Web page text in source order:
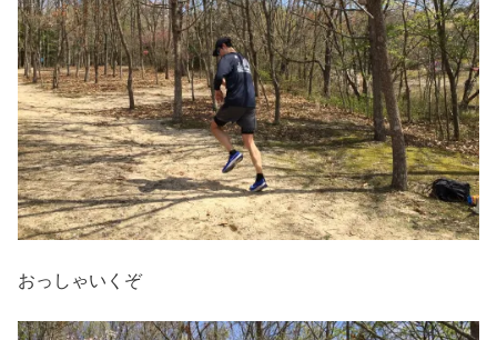
おっしゃいくぞ